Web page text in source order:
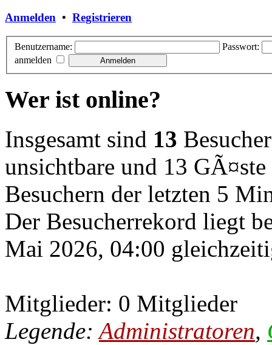
Anmelden • Registrieren
Benutzername:
Passwort:
anmelden
Wer ist online?
Insgesamt sind 13
unsichtbare und 13
Besuchern der letzten 5
Der Besucherrekord liegt
Mai 2026, 04:00
Mitglieder: 0 Mitglieder
Legende:Administratoren,